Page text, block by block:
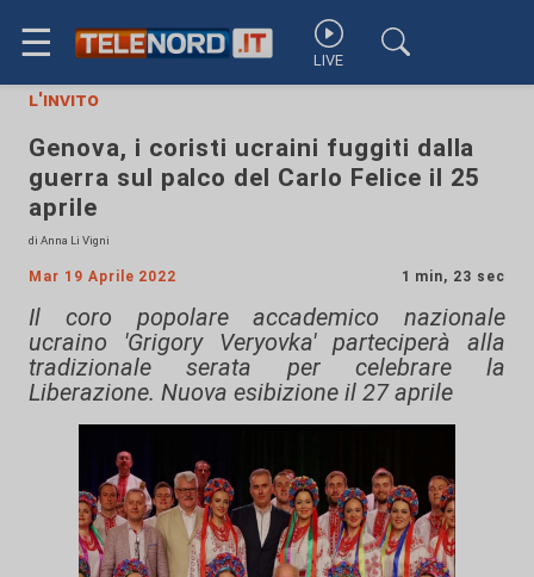
☰ LIVE
l'invito
Genova, i coristi ucraini fuggiti dalla
guerra sul palco del Carlo Felice il 25
aprile
di Anna Li Vigni
Mar 19 Aprile 2022 1 min, 23 sec
Il coro popolare accademico nazionale
ucraino 'Grigory Veryovka' parteciperà alla
tradizionale serata per celebrare la
Liberazione. Nuova esibizione il 27 aprile